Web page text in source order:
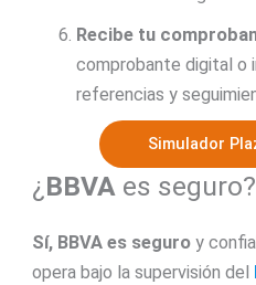
Recibe tu
comprobante digital o
referencias y
Simulador
¿ BBVA es seguro?
Sí, BBVA es seguroy
opera bajo la supervisión del